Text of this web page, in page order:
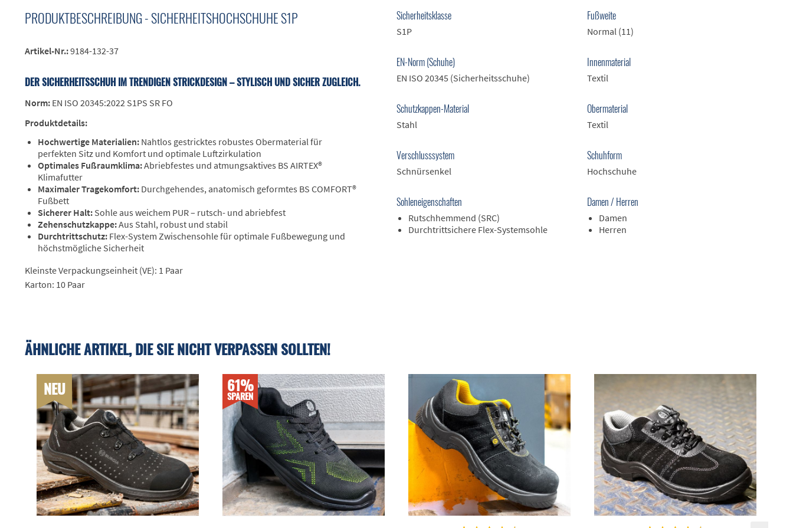
PRODUKTBESCHREIBUNG - SICHERHEITSHOCHSCHUHE S1P
Artikel-Nr.:9184-132-37
DER SICHERHEITSSCHUH IM TRENDIGEN STRICKDESIGN – STYLISCH UND SICHER ZUGLEICH.
Norm: EN ISO 20345:2022 S1PS SR FO
Produktdetails:
Hochwertige Materialien: Nahtlos gestricktes robustes Obermaterial für
perfekten Sitz und Komfort und optimale Luftzirkulation
Optimales Fußraumklima:Abriebfestes und atmungsaktives BS AIRTEX®
Klimafutter
Maximaler Tragekomfort: Durchgehendes, anatomisch geformtes BS COMFORT®
Fußbett
Sicherer Halt: Sohle aus weichem PUR – rutsch- und abriebfest
Zehenschutzkappe:Aus Stahl, robust und stabil
Durchtrittschutz: Flex-System Zwischensohle für optimale Fußbewegung und
höchstmögliche Sicherheit
Kleinste Verpackungseinheit (VE): 1 Paar
Karton: 10 Paar
Sicherheitsklasse
S1P
EN-Norm (Schuhe)
EN ISO 20345 (Sicherheitsschuhe)
Schutzkappen-Material
Stahl
Verschlusssystem
Schnürsenkel
Sohleneigenschaften
Rutschhemmend (SRC)
Durchtrittsichere Flex-Systemsohle
Fußweite
Normal (11)
Innenmaterial
Textil
Obermaterial
Textil
Schuhform
Hochschuhe
Damen / Herren
Damen
Herren
ÄHNLICHE ARTIKEL, DIE SIE NICHT VERPASSEN SOLLTEN!
NEU
61%
SPAREN